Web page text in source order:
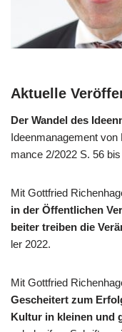
Aktuelle
Der Wan­del des
Ideen­ma­nage­ment
mance 2/​2022 S. 56 bis
Mit Gott­fried
in der Öffent­li­chen
bei­ter trei­ben die
ler 2022.
Mit Gott­fried
Geschei­tert zum
Kul­tur in klei­nen und